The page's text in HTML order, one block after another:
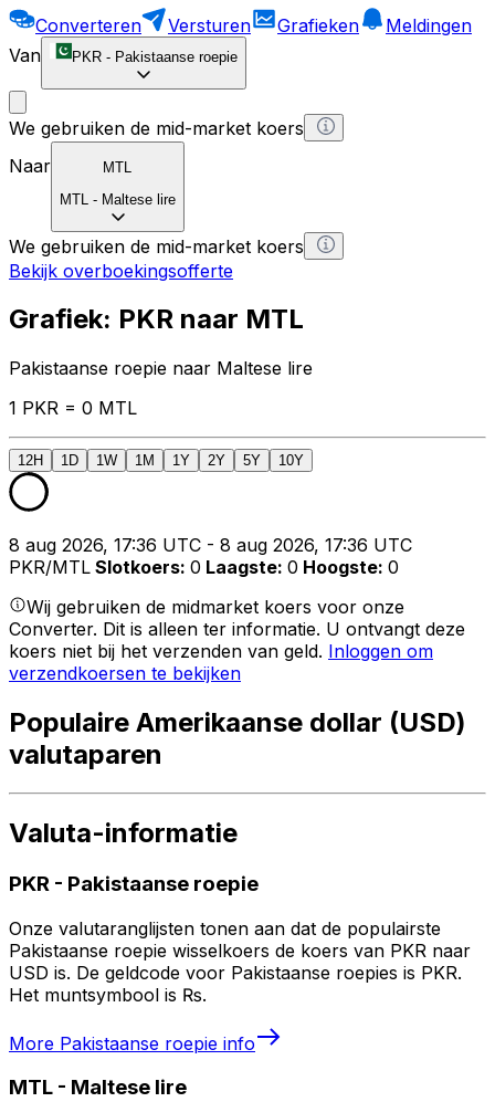
Converteren Versturen Grafieken
Meldingen
Van
PKR - Pakistaanse roepie
We gebruiken de mid-market koers
Naar
MTL
MTL - Maltese lire
We gebruiken de mid-market koers
Bekijk overboekingsofferte
Grafiek: PKR naar MTL
Pakistaanse roepie naar Maltese lire
1 PKR = 0 MTL
12H 1D 1W 1M 1Y 2Y 5Y 10Y
8 aug 2026, 17:36 UTC - 8 aug 2026, 17:36 UTC
PKR/MTL Slotkoers: 0 Laagste: 0 Hoogste: 0
Wij gebruiken de midmarket koers voor onze
Converter. Dit is alleen ter informatie. U ontvangt deze
koers niet bij het verzenden van geld. Inloggen om
verzendkoersen te bekijken
Populaire Amerikaanse dollar (USD)
valutaparen
Valuta-informatie
PKR - Pakistaanse roepie
Onze valutaranglijsten tonen aan dat de populairste
Pakistaanse roepie wisselkoers de koers van PKR naar
USD is. De geldcode voor Pakistaanse roepies is PKR.
Het muntsymbool is ₨.
More Pakistaanse roepie info
MTL - Maltese lire